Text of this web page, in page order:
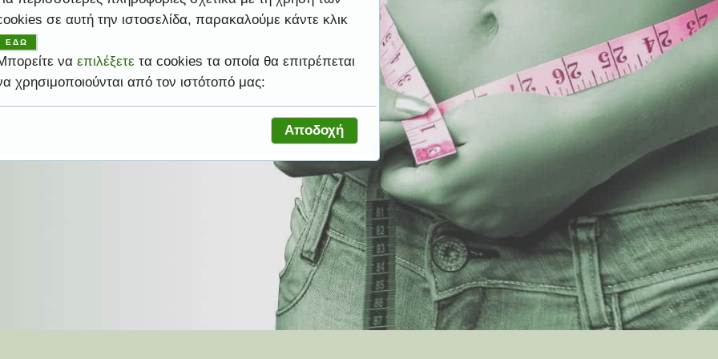
σας ανάγκη.
υπηρεσίες ώστε να σας βοηθήσει να
σας ανάγκη.
σε αυτή την ιστοσελίδα, παρακαλούμε κάντε κλικ
ΕΔΩ
να επιλέξετε τα cookies τα οποία θα επιτρέπεται
χρησιμοποιούνται από τον ιστότοπό μας:
Αποδοχή